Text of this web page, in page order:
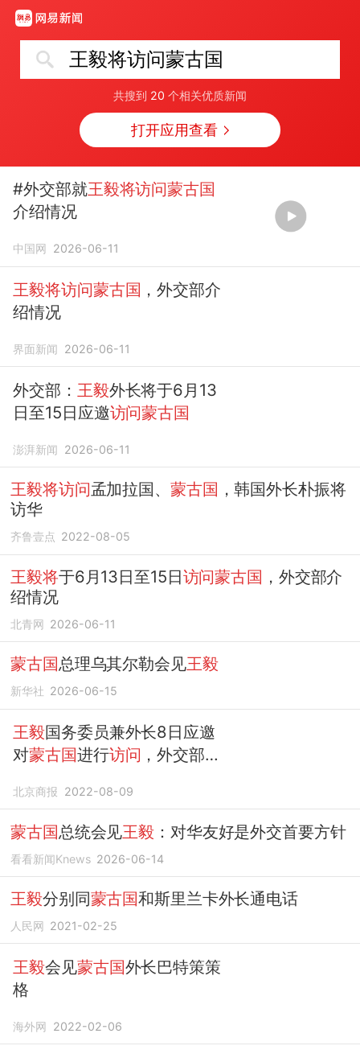
王毅将访问蒙古国
共搜到 20 个相关优质新闻
打开应用查看
#外交部就王毅将访问蒙古国
介绍情况
中国网 2026-06-11
王毅将访问蒙古国 ，外交部介
绍情况
界面新闻 2026-06-11
外交部： 王毅外长将于6月13
日至15日应邀访问蒙古国
澎湃新闻 2026-06-11
王毅将访问孟加拉国、 蒙古国 ，韩国外长朴振将
访华
齐鲁壹点 2022-08-05
王毅将于6月13日至15日访问蒙古国 ，外交部介
绍情况
北青网 2026-06-11
蒙古国总理乌其尔勒会见王毅
新华社 2026-06-15
王毅国务委员兼外长8日应邀
对蒙古国进行访问 ，外交部回
北京商报 2022-08-09
蒙古国总统会见王毅 ：对华友好是外交首要方针
看看新闻Knews 2026-06-14
王毅分别同蒙古国和斯里兰卡外长通电话
人民网 2021-02-25
王毅会见蒙古国外长巴特策策
格
海外网 2022-02-06